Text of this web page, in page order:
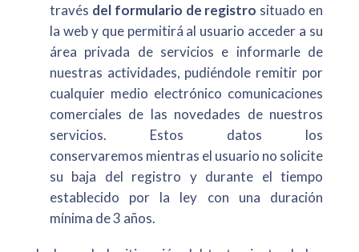
través del formulario de registro situado en
la web y que permitirá al usuario acceder a su
área privada de servicios e informarle de
nuestras actividades, pudiéndole remitir por
cualquier medio electrónico comunicaciones
comerciales de las novedades de nuestros
servicios. Estos datos los
conservaremos mientras el usuario no solicite
su baja del registro y durante el tiempo
establecido por la ley con una duración
mínima de 3 años.